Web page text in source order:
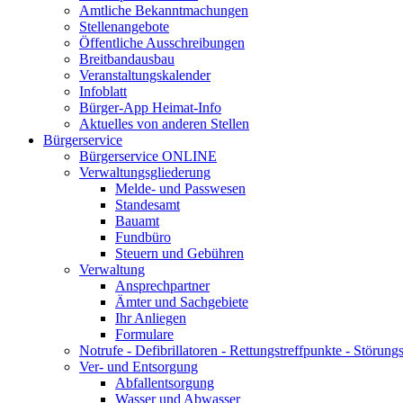
Amtliche Bekanntmachungen
Stellenangebote
Öffentliche Ausschreibungen
Breitbandausbau
Veranstaltungskalender
Infoblatt
Bürger-App Heimat-Info
Aktuelles von anderen Stellen
Bürgerservice
Bürgerservice ONLINE
Verwaltungsgliederung
Melde- und Passwesen
Standesamt
Bauamt
Fundbüro
Steuern und Gebühren
Verwaltung
Ansprechpartner
Ämter und Sachgebiete
Ihr Anliegen
Formulare
Notrufe - Defibrillatoren - Rettungstreffpunkte -
Ver- und Entsorgung
Abfallentsorgung
Wasser und Abwasser